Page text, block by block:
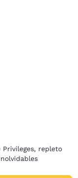
Privileges, repleto